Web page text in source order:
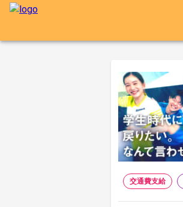
交通費支給